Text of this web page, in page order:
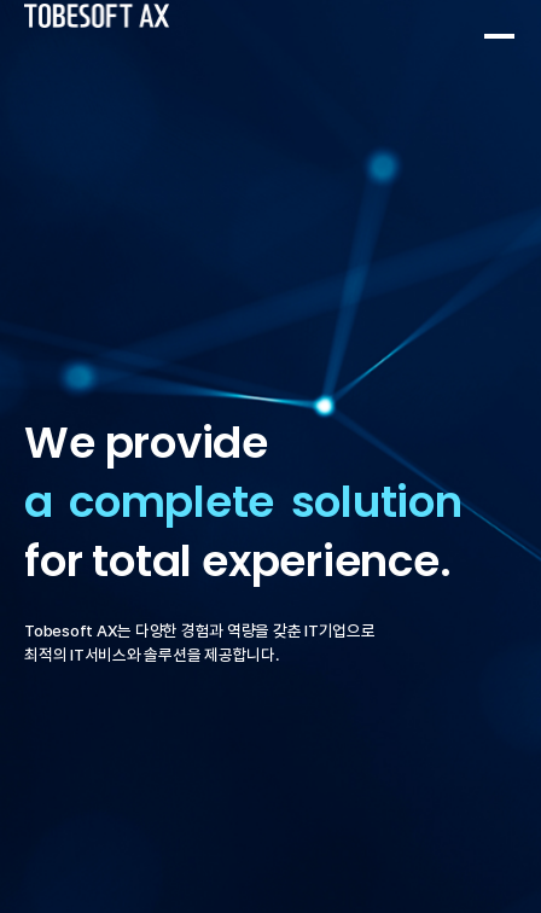
OVERVIEW
HISTORY
CEO 인사말
특허·인증
SYSTEM SI SERVICE
WEB / APP 구축
CONVERSION SERVICE
IT OUTSOURCING
We provide
a complete solution
fortotal experience.
Tobesoft AX는 다양한 경험과 역량을 갖춘 IT기업으로
최적의 IT서비스와 솔루션을 제공합니다.